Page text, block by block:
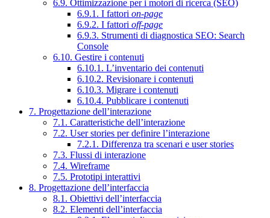
6.9. Ottimizzazione per i motori di ricerca (SEO)
6.9.1. I fattori on-page
6.9.2. I fattori off-page
6.9.3. Strumenti di diagnostica SEO: Search
Console
6.10. Gestire i contenuti
6.10.1. L’inventario dei contenuti
6.10.2. Revisionare i contenuti
6.10.3. Migrare i contenuti
6.10.4. Pubblicare i contenuti
7. Progettazione dell’interazione
7.1. Caratteristiche dell’interazione
7.2. User stories per definire l’interazione
7.2.1. Differenza tra scenari e user stories
7.3. Flussi di interazione
7.4. Wireframe
7.5. Prototipi interattivi
8. Progettazione dell’interfaccia
8.1. Obiettivi dell’interfaccia
8.2. Elementi dell’interfaccia